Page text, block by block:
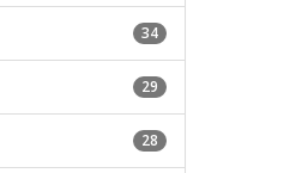
34
29
28